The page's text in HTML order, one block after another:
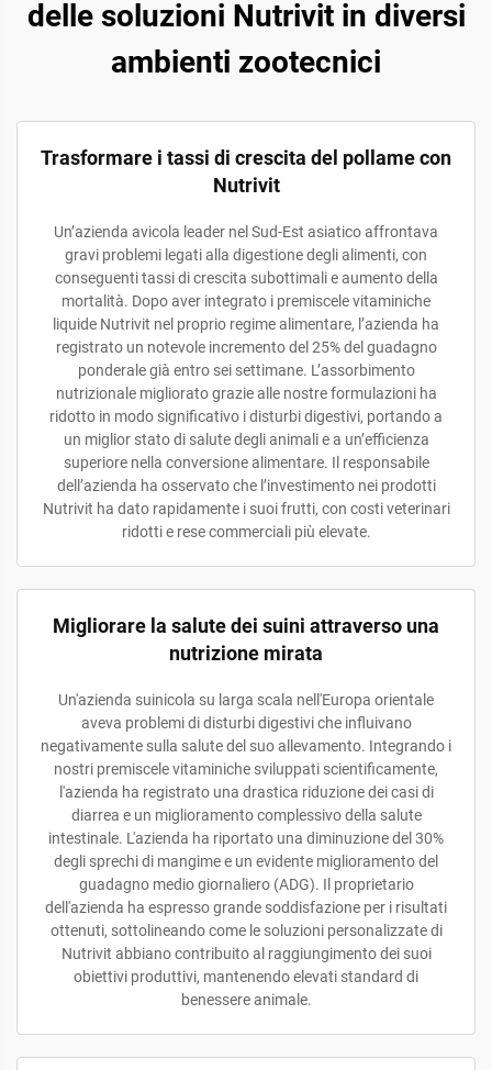
delle soluzioni Nutrivit in diversi
ambienti zootecnici
Trasformare i tassi di crescita del pollame con
Nutrivit
Un’azienda avicola leader nel Sud-Est asiatico affrontava
gravi problemi legati alla digestione degli alimenti, con
conseguenti tassi di crescita subottimali e aumento della
mortalità. Dopo aver integrato i premiscele vitaminiche
liquide Nutrivit nel proprio regime alimentare, l’azienda ha
registrato un notevole incremento del 25% del guadagno
ponderale già entro sei settimane. L’assorbimento
nutrizionale migliorato grazie alle nostre formulazioni ha
ridotto in modo significativo i disturbi digestivi, portando a
un miglior stato di salute degli animali e a un’efficienza
superiore nella conversione alimentare. Il responsabile
dell’azienda ha osservato che l’investimento nei prodotti
Nutrivit ha dato rapidamente i suoi frutti, con costi veterinari
ridotti e rese commerciali più elevate.
Migliorare la salute dei suini attraverso una
nutrizione mirata
Un'azienda suinicola su larga scala nell'Europa orientale
aveva problemi di disturbi digestivi che influivano
negativamente sulla salute del suo allevamento. Integrando i
nostri premiscele vitaminiche sviluppati scientificamente,
l'azienda ha registrato una drastica riduzione dei casi di
diarrea e un miglioramento complessivo della salute
intestinale. L'azienda ha riportato una diminuzione del 30%
degli sprechi di mangime e un evidente miglioramento del
guadagno medio giornaliero (ADG). Il proprietario
dell'azienda ha espresso grande soddisfazione per i risultati
ottenuti, sottolineando come le soluzioni personalizzate di
Nutrivit abbiano contribuito al raggiungimento dei suoi
obiettivi produttivi, mantenendo elevati standard di
benessere animale.